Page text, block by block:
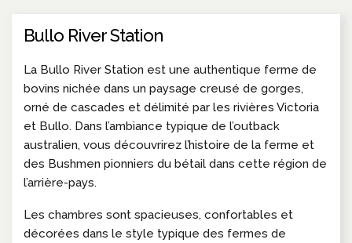
Bullo River Station
La Bullo River Station est une authentique ferme de
bovins nichée dans un paysage creusé de gorges,
orné de cascades et délimité par les rivières Victoria
et Bullo. Dans l’ambiance typique de l’outback
australien, vous découvrirez l’histoire de la ferme et
des Bushmen pionniers du bétail dans cette région de
l’arrière-pays.
Les chambres sont spacieuses, confortables et
décorées dans le style typique des fermes de